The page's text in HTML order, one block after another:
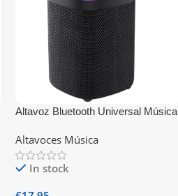
Altavoz Bluetooth Universal Música
Altavoces Música
In stock